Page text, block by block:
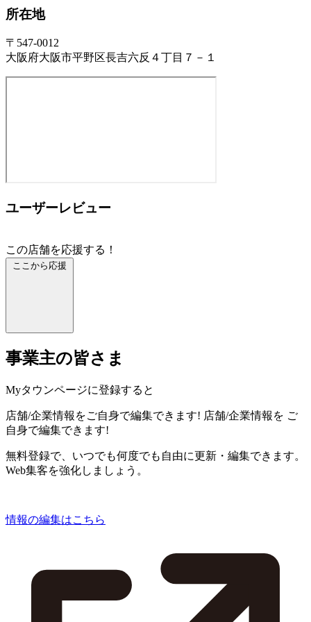
所在地
〒547-0012
大阪府大阪市平野区長吉六反４丁目７－１
ユーザーレビュー
この店舗を応援する！
ここから応援
事業主の皆さま
Myタウンページに登録すると
店舗/企業情報をご自身で編集できます! 店舗/企業情報を ご
自身で編集できます!
無料登録で、いつでも何度でも自由に更新・編集できます。
Web集客を強化しましょう。
情報の編集はこちら